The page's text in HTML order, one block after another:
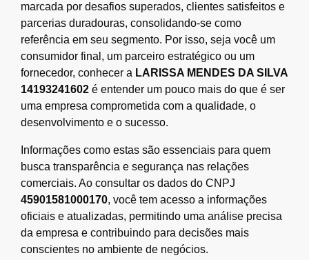
marcada por desafios superados, clientes satisfeitos e
parcerias duradouras, consolidando-se como
referência em seu segmento. Por isso, seja você um
consumidor final, um parceiro estratégico ou um
fornecedor, conhecer a LARISSA MENDES DA SILVA
14193241602 é entender um pouco mais do que é ser
uma empresa comprometida com a qualidade, o
desenvolvimento e o sucesso.
Informações como estas são essenciais para quem
busca transparência e segurança nas relações
comerciais. Ao consultar os dados do CNPJ
45901581000170, você tem acesso a informações
oficiais e atualizadas, permitindo uma análise precisa
da empresa e contribuindo para decisões mais
conscientes no ambiente de negócios.